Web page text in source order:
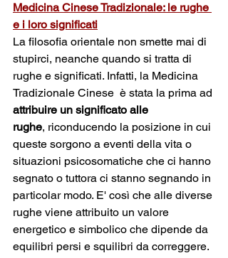
Medicina Cinese Tradizionale: le rughe
e i loro significati
La filosofia orientale non smette mai di
stupirci, neanche quando si tratta di
rughe e significati. Infatti, la Medicina
Tradizionale Cinese  è stata la prima ad
attribuire un significato alle
rughe, riconducendo la posizione in cui
queste sorgono a eventi della vita o
situazioni psicosomatiche che ci hanno
segnato o tuttora ci stanno segnando in
particolar modo. E' così che alle diverse
rughe viene attribuito un valore
energetico e simbolico che dipende da
equilibri persi e squilibri da correggere.